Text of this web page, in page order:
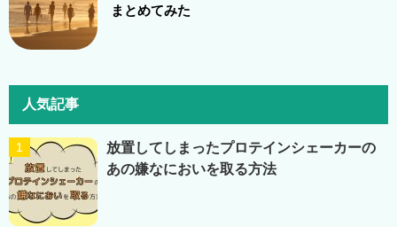
まとめてみた
人気記事
放置してしまったプロテインシェーカーの
あの嫌なにおいを取る方法